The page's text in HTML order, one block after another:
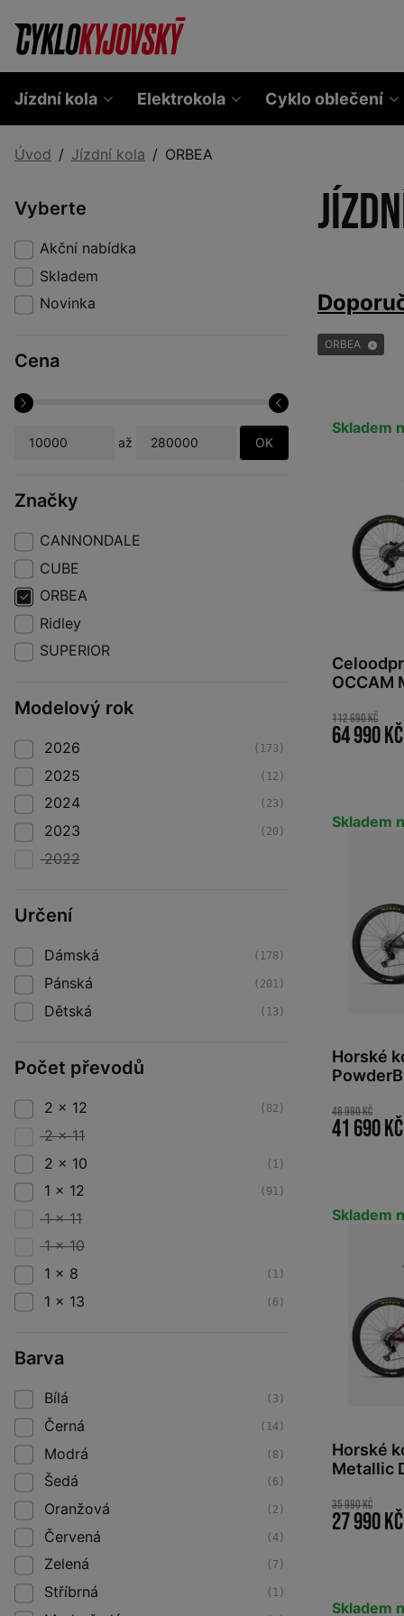
Jízdní kola Elektrokola Cyklo oblečení
Úvod Jízdní kola ORBEA
ORBEA
Skladem
OCCAM
112 690 Kč
64 990 Kč
Skladem
Horské
48 990 Kč
41 690 Kč
Skladem
Horské
Metallic
35 990 Kč
27 990 Kč
Skladem
Vyberte
Akční nabídka
Skladem
Novinka
Cena
až OK
Značky
CANNONDALE
CUBE
ORBEA
Ridley
SUPERIOR
Modelový rok
2026 (173)
2025 (12)
2024 (23)
2023 (20)
2022
Určení
Dámská (178)
Pánská (201)
Dětská (13)
Počet převodů
2 x 12 (82)
2 x 11
2 x 10
(1)
1 x 12 (91)
1 x 11
1 x 10
1 x 8
(1)
1 x 13 (6)
Barva
Bílá (3)
Černá (14)
Modrá (8)
Šedá (6)
Oranžová (2)
Červená (4)
Zelená (7)
Stříbrná (1)